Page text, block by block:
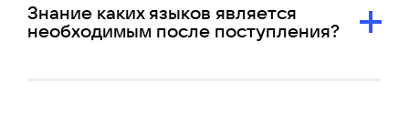
Знание каких языков является
необходимым после поступления?